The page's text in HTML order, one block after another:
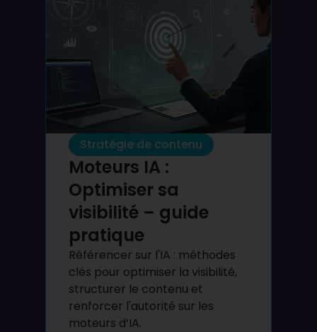
Stratégie de contenu
Moteurs IA :
Optimiser sa
visibilité – guide
pratique
Référencer sur l'IA : méthodes
clés pour optimiser la visibilité,
structurer le contenu et
renforcer l'autorité sur les
moteurs d’IA.